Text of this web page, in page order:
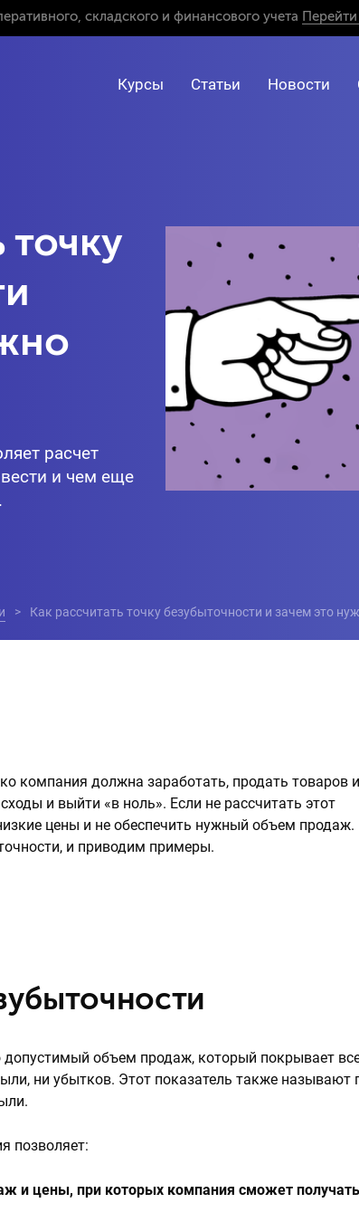
складского и финансового учета
Курсы Статьи Новости
точку
расчет
и чем еще
Как рассчитать точку безубыточности и зачем это
компания должна заработать, продать товаров
и выйти «в ноль». Если не рассчитать этот
цены и не обеспечить нужный объем продаж.
и приводим примеры.
объем продаж, который покрывает
ни убытков. Этот показатель также называют
позволяет:
и цены, при которых компания сможет получать